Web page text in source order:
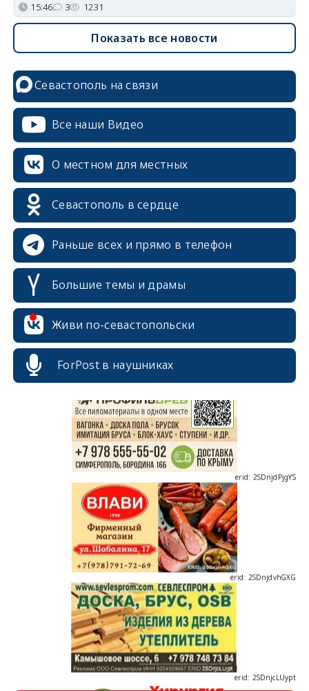
15:46 3 1231
Показать все новости
Севастополь на связи
Все наши Видео
О местном для местных
Севастополь в сердце
Раньше всех и прямо в телефон
Большие темы и драмы
Живи по-севастопольски
ForPost в наушниках
erid: 2SDnjcrDNw6
erid: 2SDnjdvhGXG